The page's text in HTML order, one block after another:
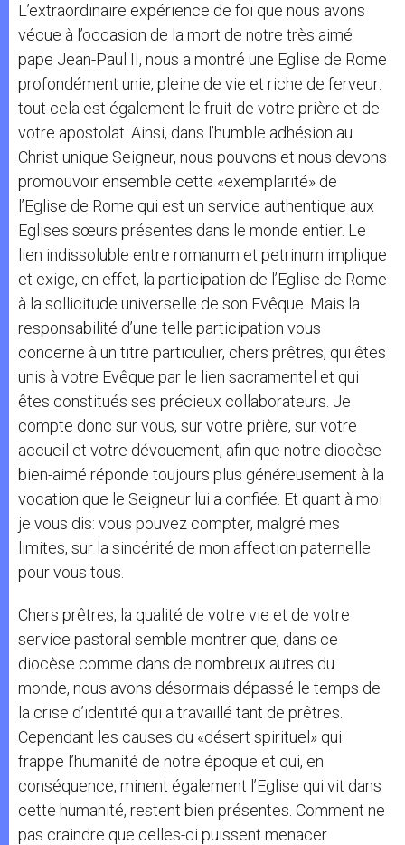
L’extraordinaire expérience de foi que nous avons
vécue à l’occasion de la mort de notre très aimé
pape Jean-Paul II, nous a montré une Eglise de Rome
profondément unie, pleine de vie et riche de ferveur:
tout cela est également le fruit de votre prière et de
votre apostolat. Ainsi, dans l’humble adhésion au
Christ unique Seigneur, nous pouvons et nous devons
promouvoir ensemble cette «exemplarité» de
l’Eglise de Rome qui est un service authentique aux
Eglises sœurs présentes dans le monde entier. Le
lien indissoluble entre romanum et petrinum implique
et exige, en effet, la participation de l’Eglise de Rome
à la sollicitude universelle de son Evêque. Mais la
responsabilité d’une telle participation vous
concerne à un titre particulier, chers prêtres, qui êtes
unis à votre Evêque par le lien sacramentel et qui
êtes constitués ses précieux collaborateurs. Je
compte donc sur vous, sur votre prière, sur votre
accueil et votre dévouement, afin que notre diocèse
bien-aimé réponde toujours plus généreusement à la
vocation que le Seigneur lui a confiée. Et quant à moi
je vous dis: vous pouvez compter, malgré mes
limites, sur la sincérité de mon affection paternelle
pour vous tous.
Chers prêtres, la qualité de votre vie et de votre
service pastoral semble montrer que, dans ce
diocèse comme dans de nombreux autres du
monde, nous avons désormais dépassé le temps de
la crise d’identité qui a travaillé tant de prêtres.
Cependant les causes du «désert spirituel» qui
frappe l’humanité de notre époque et qui, en
conséquence, minent également l’Eglise qui vit dans
cette humanité, restent bien présentes. Comment ne
pas craindre que celles-ci puissent menacer